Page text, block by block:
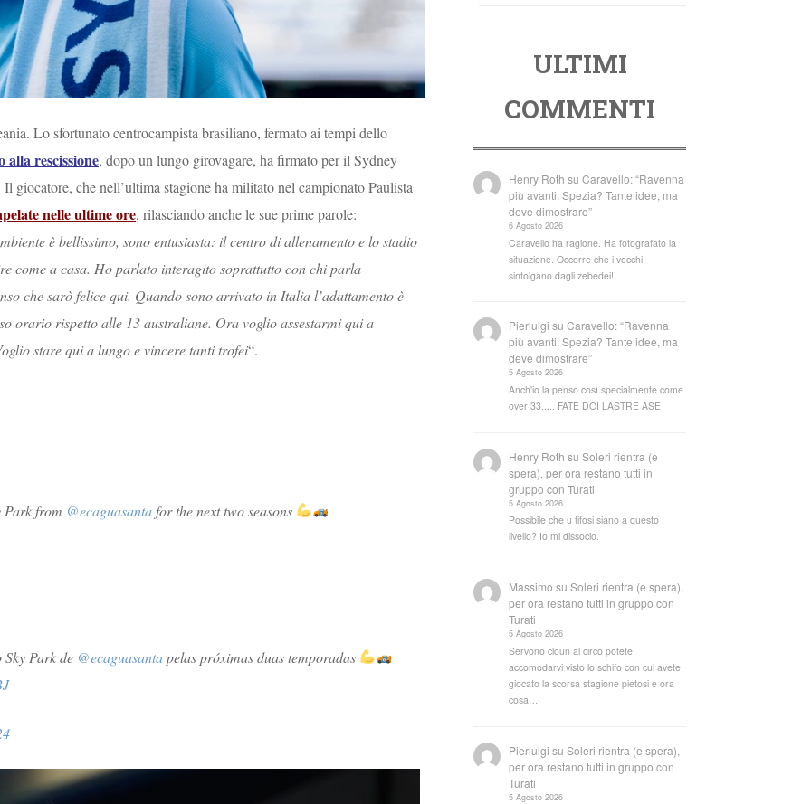
Lo sfortunato centrocampista brasiliano, fermato ai tempi dello
alla rescissione, dopo un lungo girovagare, ha firmato per il Sydney
giocatore, che nell’ultima stagione ha militato nel campionato Paulista
nelle ultime ore, rilasciando anche le sue prime parole:
è bellissimo, sono entusiasta: il centro di allenamento e lo stadio
come a casa. Ho parlato interagito soprattutto con chi parla
che sarò felice qui. Quando sono arrivato in Italia l’adattamento è
orario rispetto alle 13 australiane. Ora voglio assestarmi qui a
stare qui a lungo e vincere tanti trofei“.
Park from @ecaguasantafor the next two seasons
Park de @ecaguasantapelas próximas duas temporadas
ULTIMI
COMMENTI
Henry Roth suCaravello: “Ravenna
più avanti. Spezia? Tante idee, ma
deve dimostrare”
6 Agosto 2026
Caravello ha ragione. Ha fotografato la
situazione. Occorre che i vecchi
sintolgano dagli zebedei!
Pierluigi suCaravello: “Ravenna
più avanti. Spezia? Tante idee, ma
deve dimostrare”
5 Agosto 2026
Anch'io la penso così specialmente come
over 33..... FATE DOI LASTRE ASE
Henry Roth suSoleri rientra (e
spera), per ora restano tutti in
gruppo con Turati
5 Agosto 2026
Possibile che u tifosi siano a questo
livello? Io mi dissocio.
Massimo suSoleri rientra (e spera),
per ora restano tutti in gruppo con
Turati
5 Agosto 2026
Servono cloun al circo potete
accomodarvi visto lo schifo con cui avete
giocato la scorsa stagione pietosi e ora
cosa…
Pierluigi suSoleri rientra (e spera),
per ora restano tutti in gruppo con
Turati
5 Agosto 2026